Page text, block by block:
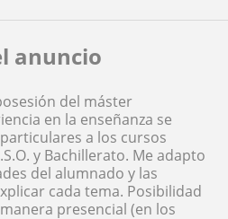
anuncio
del máster
en la enseñanza se
a los cursos
y Bachillerato. Me adapto
del alumnado y las
cada tema. Posibilidad
presencial (en los